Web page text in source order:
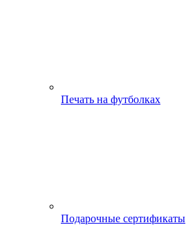
Печать на футболках
Подарочные сертификаты